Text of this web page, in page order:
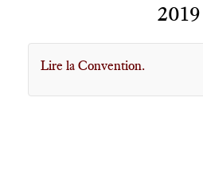
2019
Lire la Convention.